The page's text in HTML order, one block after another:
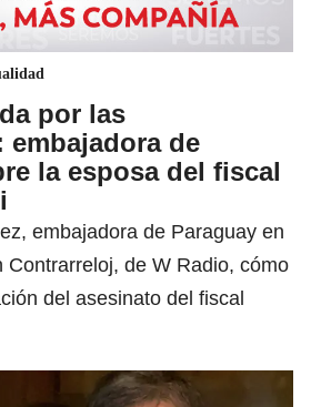
por las
embajadora de
la esposa del fiscal
embajadora de Paraguay en
Contrarreloj, de W Radio, cómo
del asesinato del fiscal